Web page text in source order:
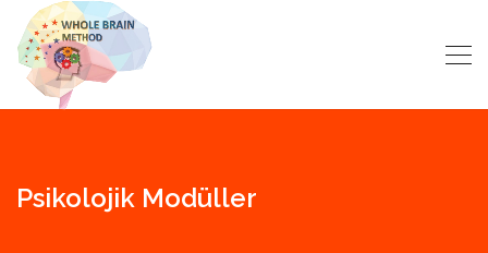
Psikolojik Modüller